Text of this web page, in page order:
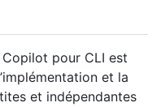
pour CLI est
et la
et indépendantes